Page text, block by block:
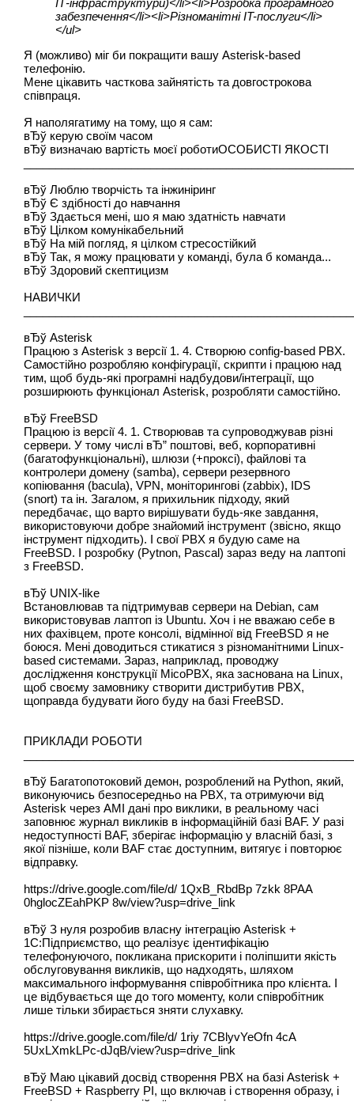
ІТ-інфраструктури)</li><li>Розробка програмного
забезпечення</li><li>Різноманітні IT-послуги</li>
</ul>
Я (можливо) міг би покращити вашу Asterisk-based
телефонію.
Мене цікавить часткова зайнятість та довгострокова
співпраця.
Я наполягатиму на тому, що я сам:
вЂў керую своїм часом
вЂў визначаю вартість моєї роботиОСОБИСТІ ЯКОСТІ
вЂў Люблю творчість та інжиніринг
вЂў Є здібності до навчання
вЂў Здається мені, шо я маю здатність навчати
вЂў Цілком комунікабельний
вЂў На мій погляд, я цілком стресостійкий
вЂў Так, я можу працювати у команді, була б команда...
вЂў Здоровий скептицизм
НАВИЧКИ
вЂў Asterisk
Працюю з Asterisk з версії 1. 4. Створюю config-based PBX.
Самостійно розробляю конфігурації, скрипти і працюю над
тим, щоб будь-які програмні надбудови/інтеграції, що
розширюють функціонал Asterisk, розробляти самостійно.
вЂў FreeBSD
Працюю із версії 4. 1. Створював та супроводжував різні
сервери. У тому числі вЂ” поштові, веб, корпоративні
(багатофункціональні), шлюзи (+проксі), файлові та
контролери домену (samba), сервери резервного
копіювання (bacula), VPN, моніторингові (zabbix), IDS
(snort) та ін. Загалом, я прихильник підходу, який
передбачає, що варто вирішувати будь-яке завдання,
використовуючи добре знайомий інструмент (звісно, якщо
інструмент підходить). І свої PBX я будую саме на
FreeBSD. І розробку (Pytnon, Pascal) зараз веду на лаптопі
з FreeBSD.
вЂў UNIX-like
Встановлював та підтримував сервери на Debian, сам
використовував лаптоп із Ubuntu. Хоч і не вважаю себе в
них фахівцем, проте консолі, відмінної від FreeBSD я не
боюся. Мені доводиться стикатися з різноманітними Linux-
based системами. Зараз, наприклад, проводжу
дослідження конструкції MicoPBX, яка заснована на Linux,
щоб своєму замовнику створити дистрибутив PBX,
щоправда будувати його буду на базі FreeBSD.
ПРИКЛАДИ РОБОТИ
вЂў Багатопотоковий демон, розроблений на Python, який,
виконуючись безпосередньо на PBX, та отримуючи від
Asterisk через АМІ дані про виклики, в реальному часі
заповнює журнал викликів в інформаційній базі BAF. У разі
недоступності BAF, зберігає інформацію у власній базі, з
якої пізніше, коли BAF стає доступним, витягує і повторює
відправку.
https://drive.google.com/file/d/ 1QxB_RbdBp 7zkk 8PAA
0hglocZEahPKP 8w/view?usp=drive_link
вЂў З нуля розробив власну інтеграцію Asterisk +
1C:Підприємство, що реалізує ідентифікацію
телефонуючого, покликана прискорити і поліпшити якість
обслуговування викликів, що надходять, шляхом
максимального інформування співробітника про клієнта. І
це відбувається ще до того моменту, коли співробітник
лише тільки збирається зняти слухавку.
https://drive.google.com/file/d/ 1riy 7CBlyvYeOfn 4cA
5UxLXmkLPc-dJqB/view?usp=drive_link
вЂў Маю цікавий досвід створення PBX на базі Asterisk +
FreeBSD + Raspberry PI, що включав і створення образу, і